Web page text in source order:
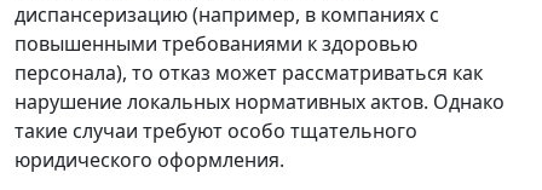
диспансеризацию (например, в компаниях с
повышенными требованиями к здоровью
персонала), то отказ может рассматриваться как
нарушение локальных нормативных актов. Однако
такие случаи требуют особо тщательного
юридического оформления.